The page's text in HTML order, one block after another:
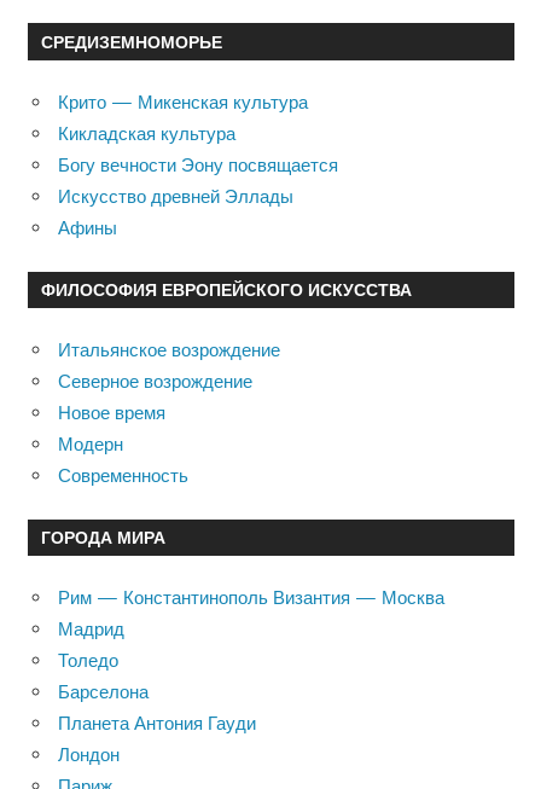
СРЕДИЗЕМНОМОРЬЕ
Крито — Микенская культура
Кикладская культура
Богу вечности Эону посвящается
Искусство древней Эллады
Афины
ФИЛОСОФИЯ ЕВРОПЕЙСКОГО ИСКУССТВА
Итальянское возрождение
Северное возрождение
Новое время
Модерн
Современность
ГОРОДА МИРА
Рим — Константинополь Византия — Москва
Мадрид
Толедо
Барселона
Планета Антония Гауди
Лондон